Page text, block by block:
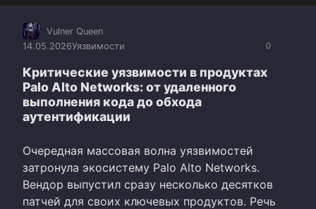
0
Vulner Queen
14.05.2026Уязвимости
Критические уязвимости в продуктах
Palo Alto Networks: от удаленного
выполнения кода до обхода
аутентификации
Очередная массовая волна уязвимостей
затронула экосистему Palo Alto Networks.
Вендор выпустил сразу несколько десятков
патчей для своих ключевых продуктов. Речь